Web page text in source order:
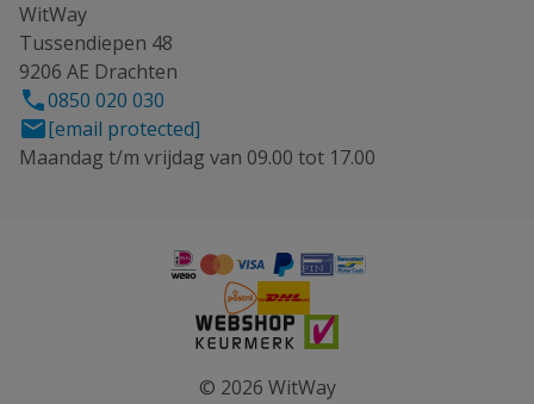
WitWay
Tussendiepen 48
9206 AE Drachten
0850 020 030
[email protected]
Maandag t/m vrijdag van 09.00 tot 17.00
© 2026 WitWay